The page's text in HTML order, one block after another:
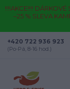
!!!!AKCE!!!!
–25 % SLEVA
+420 722 936 923
(Po-Pá, 8-16 hod.)